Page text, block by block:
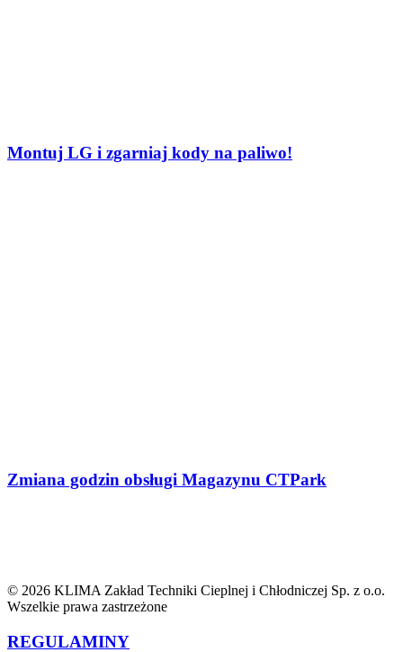
Montuj LG i zgarniaj kody na paliwo!
Zmiana godzin obsługi Magazynu CTPark
© 2026 KLIMA Zakład Techniki Cieplnej i Chłodniczej Sp. z o.o.
Wszelkie prawa zastrzeżone
REGULAMINY